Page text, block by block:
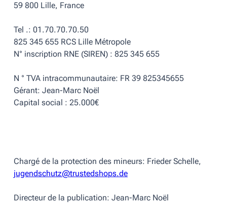
59 800 Lille, France
Tel .: 01.70.70.70.50
825 345 655 RCS Lille Métropole
N° inscription RNE (SIREN) : 825 345 655
N ° TVA intracommunautaire: FR 39 825345655
Gérant: Jean-Marc Noël
Capital social : 25.000€
Chargé de la protection des mineurs: Frieder Schelle,
jugendschutz@trustedshops.de
Directeur de la publication: Jean-Marc Noël